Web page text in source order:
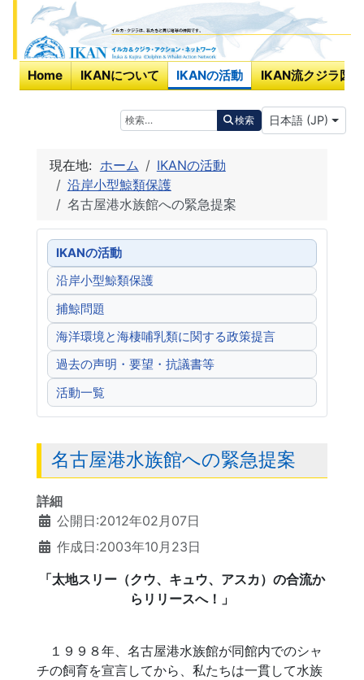
検索 検索 あなたが使う言
日本語 (JP)
Home IKANについて IKANの活動 IKAN流クジラ図鑑
現在地: ホーム
IKANの活動
沿岸小型鯨類保護
名古屋港水族館への緊急提案
IKANの活動
沿岸小型鯨類保護
捕鯨問題
海洋環境と海棲哺乳類に関する政策提言
過去の声明・要望・抗議書等
活動一覧
名古屋港水族館への緊急提案
詳細
公開日:2012年02月07日
作成日:2003年10月23日
「太地スリー（クウ、キュウ、アスカ）の合流か
らリリースへ！」
１９９８年、名古屋港水族館が同館内でのシャ
チの飼育を宣言してから、私たちは一貫して水族